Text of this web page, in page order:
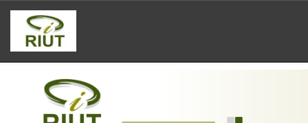
Skip
navigation